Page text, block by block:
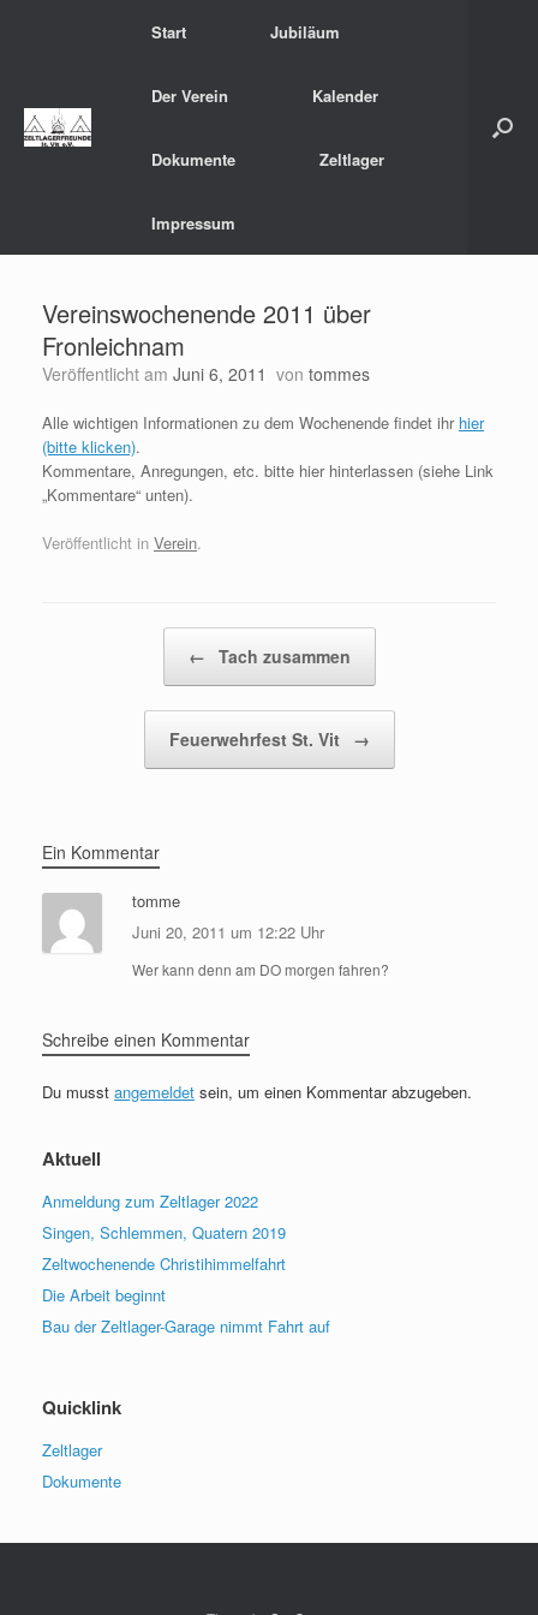
Start Jubiläum
Der Verein Kalender
Dokumente Zeltlager
Impressum
Vereinswochenende 2011 über
Fronleichnam
Veröffentlicht am Juni 6, 2011 von tommes
Alle wichtigen Informationen zu dem Wochenende findet ihr hier
(bitte klicken).
Kommentare, Anregungen, etc. bitte hier hinterlassen (siehe Link
„Kommentare“ unten).
Veröffentlicht in Verein.
← Tach zusammen
Feuerwehrfest St. Vit →
Ein Kommentar
tomme
Juni 20, 2011 um 12:22 Uhr
Wer kann denn am DO morgen fahren?
Schreibe einen Kommentar
Du musst angemeldet sein, um einen Kommentar abzugeben.
Aktuell
Anmeldung zum Zeltlager 2022
Singen, Schlemmen, Quatern 2019
Zeltwochenende Christihimmelfahrt
Die Arbeit beginnt
Bau der Zeltlager-Garage nimmt Fahrt auf
Quicklink
Zeltlager
Dokumente